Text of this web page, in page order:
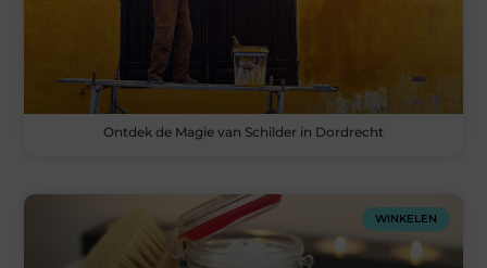
Ontdek de Magie van Schilder in Dordrecht
WINKELEN